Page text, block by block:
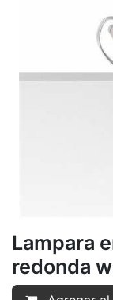
Lampara
redonda